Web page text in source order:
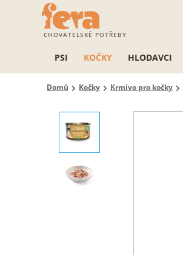
CHOVATELSKÉ POTŘEBY
PSI KOČKY HLODAVCI
Domů Kočky Krmivo pro kočky